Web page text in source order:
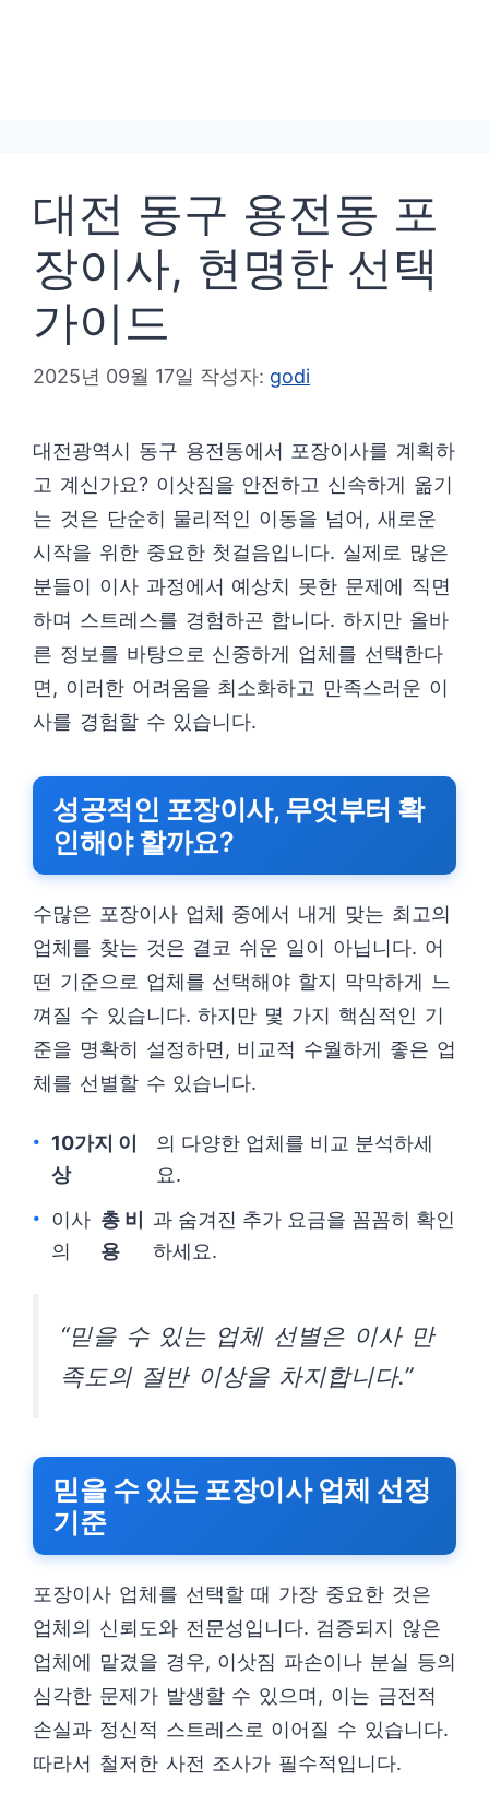
대전 동구 용전동 포
장이사, 현명한 선택
가이드
2025년 09월 17일 작성자: godi
대전광역시 동구 용전동에서 포장이사를 계획하
고 계신가요? 이삿짐을 안전하고 신속하게 옮기
는 것은 단순히 물리적인 이동을 넘어, 새로운
시작을 위한 중요한 첫걸음입니다. 실제로 많은
분들이 이사 과정에서 예상치 못한 문제에 직면
하며 스트레스를 경험하곤 합니다. 하지만 올바
른 정보를 바탕으로 신중하게 업체를 선택한다
면, 이러한 어려움을 최소화하고 만족스러운 이
사를 경험할 수 있습니다.
성공적인 포장이사, 무엇부터 확
인해야 할까요?
수많은 포장이사 업체 중에서 내게 맞는 최고의
업체를 찾는 것은 결코 쉬운 일이 아닙니다. 어
떤 기준으로 업체를 선택해야 할지 막막하게 느
껴질 수 있습니다. 하지만 몇 가지 핵심적인 기
준을 명확히 설정하면, 비교적 수월하게 좋은 업
체를 선별할 수 있습니다.
10가지 이
상
의 다양한 업체를 비교 분석하세
요.
이사
의
총 비
용
과 숨겨진 추가 요금을 꼼꼼히 확인
하세요.
“믿을 수 있는 업체 선별은 이사 만
족도의 절반 이상을 차지합니다.”
믿을 수 있는 포장이사 업체 선정
기준
포장이사 업체를 선택할 때 가장 중요한 것은
업체의 신뢰도와 전문성입니다. 검증되지 않은
업체에 맡겼을 경우, 이삿짐 파손이나 분실 등의
심각한 문제가 발생할 수 있으며, 이는 금전적
손실과 정신적 스트레스로 이어질 수 있습니다.
따라서 철저한 사전 조사가 필수적입니다.